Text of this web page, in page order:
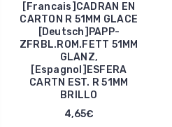
[Francais]CADRAN EN
CARTON R 51MM GLACE
[Deutsch]PAPP-
ZFRBL.ROM.FETT 51MM
GLANZ,
[Espagnol]ESFERA
CARTN EST. R 51MM
BRILLO
4,65€